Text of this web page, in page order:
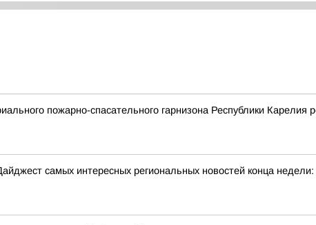
пожарно-спасательного гарнизона Республики Карелия
самых интересных региональных новостей конца недели: